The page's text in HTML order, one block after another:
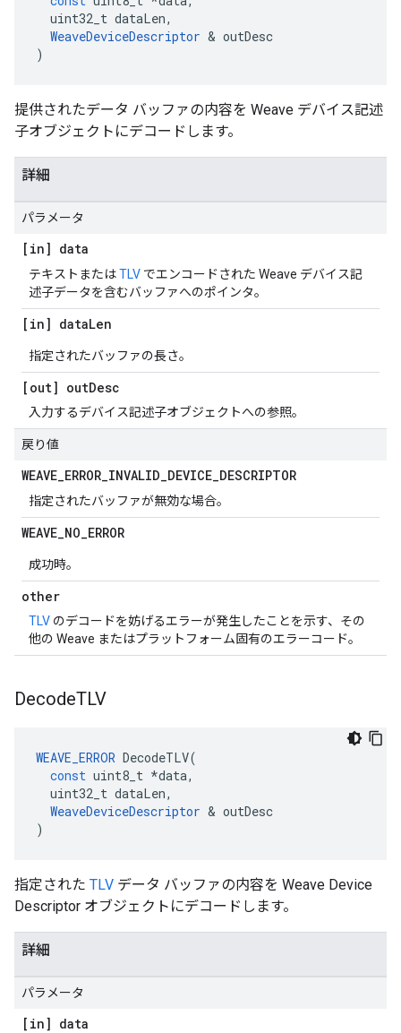
uint32_t dataLen,
WeaveDeviceDescriptor & outDesc
)
提供されたデータ バッファの内容を Weave デバイス記述
子オブジェクトにデコードします。
詳細
パラメータ
[in] data
テキストまたはTLV でエンコードされた Weave デバイス記
述子データを含むバッファへのポインタ。
[in] dataLen
指定されたバッファの長さ。
[out] outDesc
入力するデバイス記述子オブジェクトへの参照。
戻り値
WEAVE_ERROR_INVALID_DEVICE_DESCRIPTOR
指定されたバッファが無効な場合。
WEAVE_NO_ERROR
成功時。
other
TLV のデコードを妨げるエラーが発生したことを示す、その
他の Weave またはプラットフォーム固有のエラーコード。
DecodeTLV
WEAVE_ERROR DecodeTLV(
const uint8_t *data,
uint32_t dataLen,
WeaveDeviceDescriptor & outDesc
)
指定された TLV データ バッファの内容を Weave Device
Descriptor オブジェクトにデコードします。
詳細
パラメータ
[in] data